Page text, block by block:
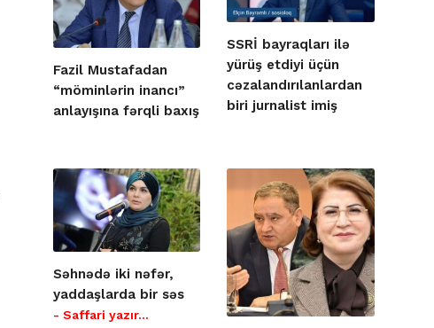
Fazil Mustafadan
“möminlərin inancı”
anlayışına fərqli baxış
SSRİ bayraqları ilə
yürüş etdiyi üçün
cəzalandırılanlardan
biri jurnalist imiş
Səhnədə iki nəfər,
yaddaşlarda bir səs
- Saffari yazır…